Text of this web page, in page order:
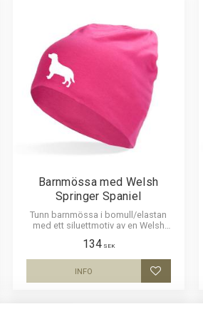
i favoriter
Barnmössa med Welsh
Springer Spaniel
Tunn barnmössa i bomull/elastan
med ett siluettmotiv av en Welsh
färger.
134SEK
Lägg till i
INFO